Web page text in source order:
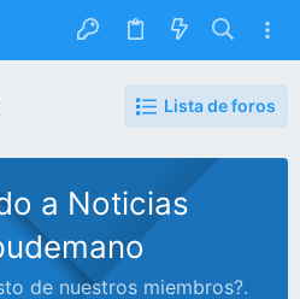
Lista de foros
a Noticias
de nuestros miembros?.